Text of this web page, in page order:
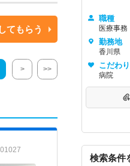
てもらう
> >>
職種
医療事務
勤務地
香川県
こだわ
病院
検索条件